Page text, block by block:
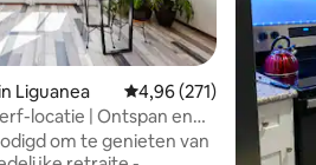
Liguanea Gemiddelde
4,96 (271)
locatie | Ontspan en
om te genieten van